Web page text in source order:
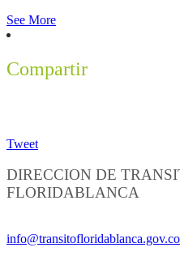
See More
Compartir
Tweet
DIRECCION DE
FLORIDABLANCA
info@transitofloridablanca.gov.co